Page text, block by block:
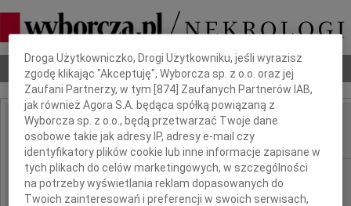
Nekrologi Odeszli Poradnik pogrzebowy
IMIĘ I NAZWISKO: Stanisław Różański
REGION: GAZETA_AREA_CODE.R5, Kielce
DATA EMISJI: 16.03.2023
Dbamy o Twoją prywatność
Droga Użytkowniczko, Drogi Użytkowniku, jeśli wyrazisz
zgodę klikając "Akceptuję", Wyborcza sp. z o.o. oraz jej
Zaufani Partnerzy, w tym [874 ] Zaufanych Partnerów IAB,
jak również Agora S.A. będąca spółką powiązaną z
Wyborcza sp. z o.o., będą przetwarzać Twoje dane
osobowe takie jak adresy IP, adresy e-mail czy
identyfikatory plików cookie lub inne informacje zapisane w
tych plikach do celów marketingowych, w szczególności
na potrzeby wyświetlania reklam dopasowanych do
Twoich zainteresowań i preferencji w swoich serwisach,